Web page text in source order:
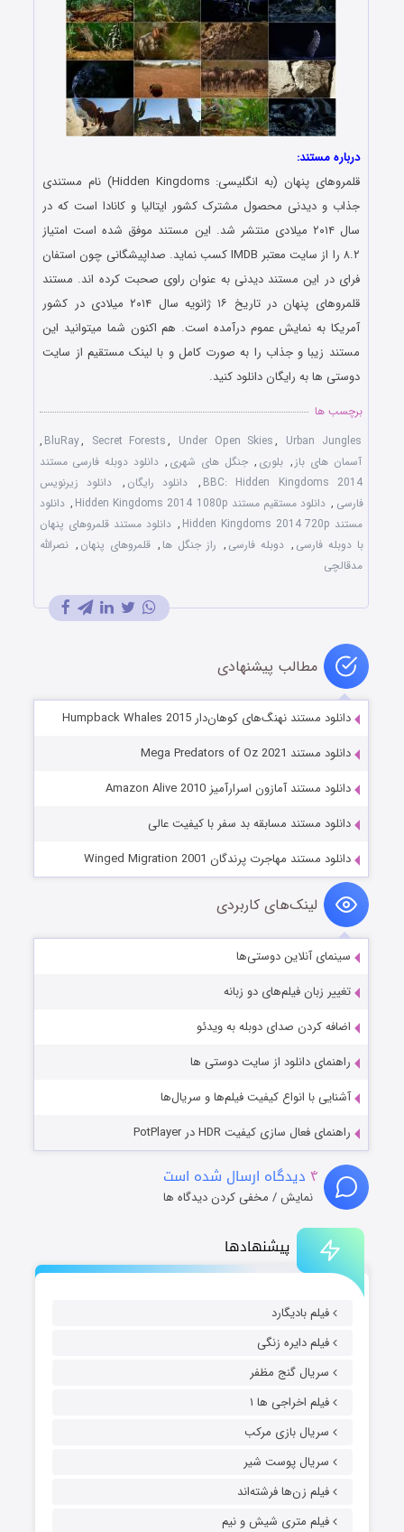
پیشنهادها
فیلم بادیگارد
فیلم دایره زنگی
سریال گنج مظفر
فیلم اخراجی ها ۱
سریال بازی مرکب
سریال پوست شیر
فیلم زن‌ها فرشته‌اند
فیلم متری شیش و نیم
درباره مستند:
قلمروهای پنهان (به انگلیسی: Hidden Kingdoms) نام مستندی
جذاب و دیدنی محصول مشترک کشور ایتالیا و کانادا است که در
سال ۲۰۱۴ میلادی منتشر شد. این مستند موفق شده است امتیاز
۸.۲ را از سایت معتبر IMDB کسب نماید. صداپیشگانی چون استفان
فرای در این مستند دیدنی به عنوان راوی صحبت کرده اند. مستند
قلمروهای پنهان در تاریخ ۱۶ ژانویه سال ۲۰۱۴ میلادی در کشور
آمریکا به نمایش عموم درآمده است. هم اکنون شما میتوانید این
مستند زیبا و جذاب را به صورت کامل و با لینک مستقیم از سایت
دوستی ها به رایگان دانلود کنید.
برچسب ها
BluRay, Secret Forests, Under Open Skies, Urban Jungles
,
آسمان های باز , بلوری , جنگل های شهری , دانلود دوبله فارسی مستند
BBC: Hidden Kingdoms 2014
, دانلود رایگان ,
دانلود زیرنویس
فارسی , دانلود مستقیم مستند Hidden Kingdoms 2014 1080p , دانلود
مستند Hidden Kingdoms 2014 720p
, دانلود مستند قلمروهای پنهان
با دوبله فارسی , دوبله فارسی , راز جنگل ها , قلمروهای پنهان , نصرالله
مدقالچی
مطالب پیشنهادی
دانلود مستند نهنگ‌های کوهان‌دار Humpback Whales 2015
دانلود مستند Mega Predators of Oz 2021
دانلود مستند آمازون اسرارآمیز Amazon Alive 2010
دانلود مستند مسابقه بد سفر با کیفیت عالی
دانلود مستند مهاجرت پرندگان Winged Migration 2001
لینک‌های کاربردی
سینمای آنلاین دوستی‌ها
تغییر زبان فیلم‌های دو زبانه
اضافه کردن صدای دوبله به ویدئو
راهنمای دانلود از سایت دوستی ها
آشنایی با انواع کیفیت فیلم‌ها و سریال‌ها
راهنمای فعال سازی کیفیت HDR در PotPlayer
۴ دیدگاه ارسال شده است
نمایش / مخفی کردن دیدگاه ها